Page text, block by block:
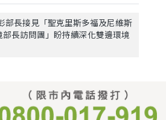
部長接見「聖克里斯多福及尼維斯
長訪問團」盼持續深化雙邊環境